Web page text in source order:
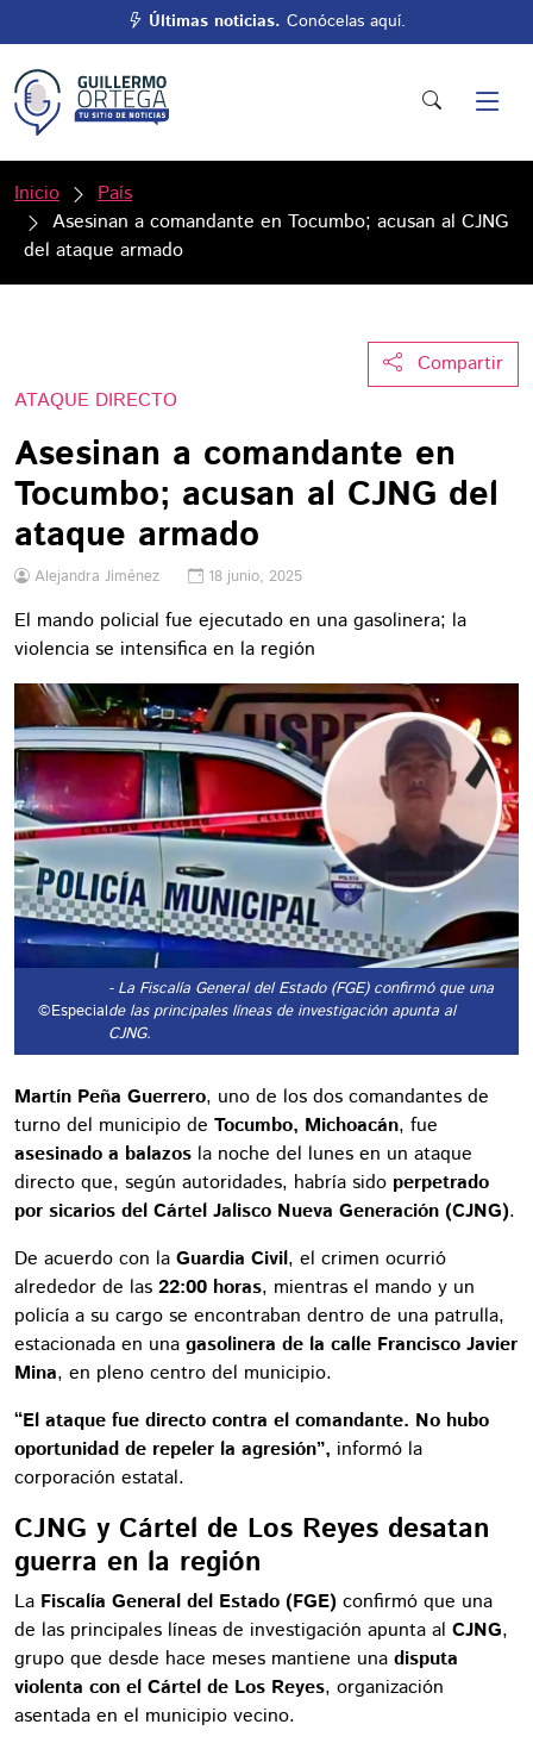
Últimas noticias. Conócelas aquí.
Inicio
País
Asesinan a comandante en Tocumbo; acusan al CJNG
del ataque armado
Compartir
ATAQUE DIRECTO
Asesinan a comandante en
Tocumbo; acusan al CJNG del
ataque armado
Alejandra Jiménez 18 junio, 2025
El mando policial fue ejecutado en una gasolinera; la
violencia se intensifica en la región
©Especial
- La Fiscalía General del Estado (FGE) confirmó que una
de las principales líneas de investigación apunta al
CJNG.
Martín Peña Guerrero, uno de los dos comandantes de
turno del municipio de Tocumbo, Michoacán, fue
asesinado a balazos la noche del lunes en un ataque
directo que, según autoridades, habría sido perpetrado
por sicarios del Cártel Jalisco Nueva Generación (CJNG).
De acuerdo con la Guardia Civil, el crimen ocurrió
alrededor de las 22:00 horas, mientras el mando y un
policía a su cargo se encontraban dentro de una patrulla,
estacionada en una gasolinera de la calle Francisco Javier
Mina, en pleno centro del municipio.
“El ataque fue directo contra el comandante. No hubo
oportunidad de repeler la agresión”, informó la
corporación estatal.
CJNG y Cártel de Los Reyes desatan
guerra en la región
La Fiscalía General del Estado (FGE) confirmó que una
de las principales líneas de investigación apunta al CJNG,
grupo que desde hace meses mantiene una disputa
violenta con el Cártel de Los Reyes, organización
asentada en el municipio vecino.